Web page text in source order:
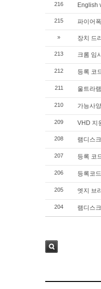
216 English
215 파이어
» 장치 드
213 크롬 임
212 등록 코
211 울트라
210 가능사
209 VHD 지
208 램디스
207 등록 코
206 등록코
205 엣지 브
204 램디스